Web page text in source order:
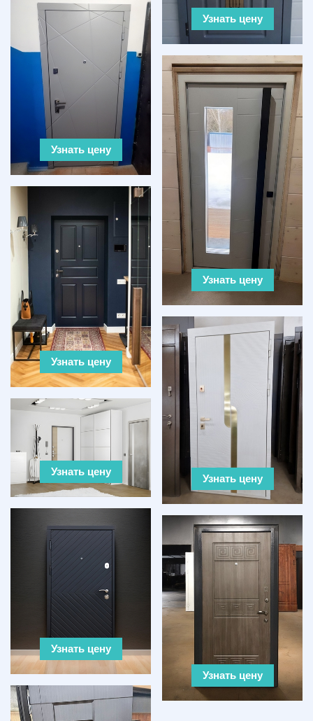
Узнать цену
Узнать цену
Узнать цену
Узнать цену
Узнать цену
Узнать цену
Узнать цену
Узнать цену